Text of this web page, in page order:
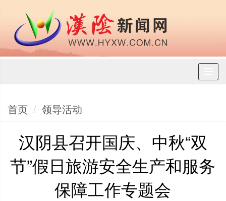
首页 领导活动
汉阴县召开国庆、中秋“双
节”假日旅游安全生产和服务
保障工作专题会